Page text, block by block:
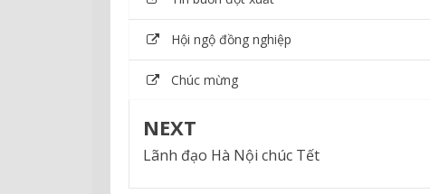
Hội ngộ đồng nghiệp
Chúc mừng
NEXT
Lãnh đạo Hà Nội chúc Tết